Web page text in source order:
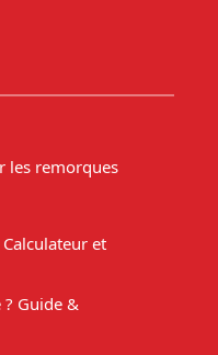
les remorques
et
Guide &